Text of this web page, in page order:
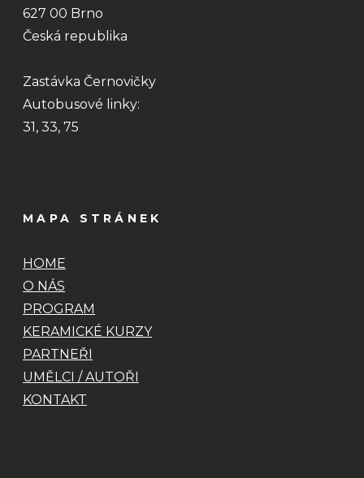
627 00 Brno
Česká republika
Zastávka Černovičky
Autobusové linky:
31, 33, 75
MAPA STRÁNEK
HOME
O NÁS
PROGRAM
KERAMICKÉ KURZY
PARTNEŘI
UMĚLCI / AUTOŘI
KONTAKT